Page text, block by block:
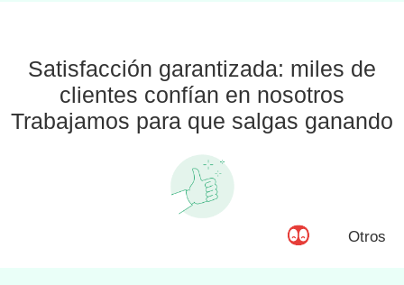
Satisfacción garantizada: miles de
clientes confían en nosotros
Trabajamos para que salgas ganando
Otros